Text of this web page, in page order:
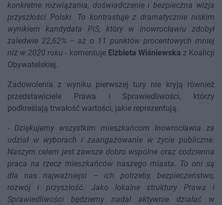
konkretne rozwiązania, doświadczenie i bezpieczna wizja
przyszłości Polski. To kontrastuje z dramatycznie niskim
wynikiem kandydata PiS, który w Inowrocławiu zdobył
zaledwie 22,62% – aż o 11 punktów procentowych mniej
niż w 2020 roku - komentuje Elżbieta Wiśniewska z Koalicji
Obywatelskiej.
Zadowolenia z wyniku pierwszej tury nie kryją również
przedstawiciele Prawa i Sprawiedliwości, którzy
podkreślają trwałość wartości, jakie reprezentują.
- Dziękujemy wszystkim mieszkańcom Inowrocławia za
udział w wyborach i zaangażowanie w życie publiczne.
Naszym celem jest zawsze dobro wspólne oraz codzienna
praca na rzecz mieszkańców naszego miasta. To oni są
dla nas najważniejsi – ich potrzeby, bezpieczeństwo,
rozwój i przyszłość. Jako lokalne struktury Prawa i
Sprawiedliwości będziemy nadal aktywnie działać w